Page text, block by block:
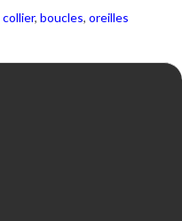
collier, boucles, oreilles